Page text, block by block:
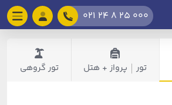
021 24 8 25 000
تور پرواز + هتل تور گروهی